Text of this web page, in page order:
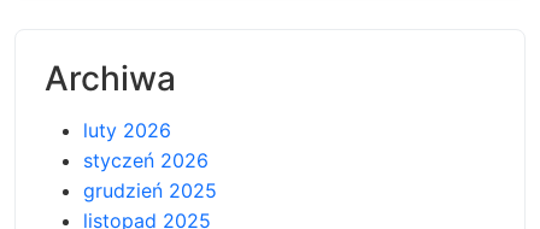
Archiwa
luty 2026
styczeń 2026
grudzień 2025
listopad 2025